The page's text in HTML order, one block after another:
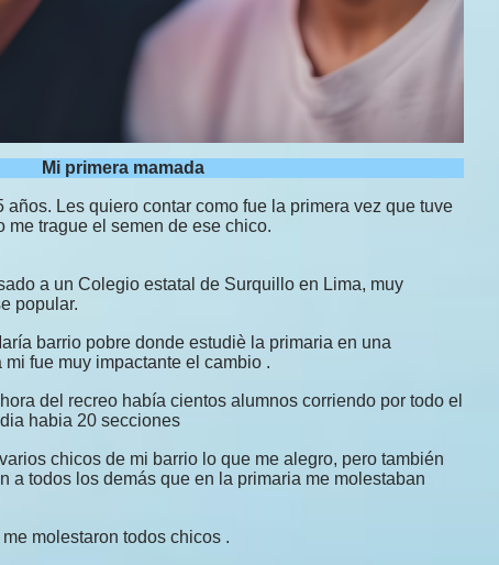
Mi primera mamada
años. Les quiero contar como fue la primera vez que tuve
me trague el semen de ese chico.
a un Colegio estatal de Surquillo en Lima, muy
popular.
barrio pobre donde estudiè la primaria en una
fue muy impactante el cambio .
del recreo había cientos alumnos corriendo por todo el
habia 20 secciones
chicos de mi barrio lo que me alegro, pero también
a todos los demás que en la primaria me molestaban
molestaron todos chicos .